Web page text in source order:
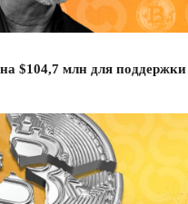
$104,7 млн для поддержки